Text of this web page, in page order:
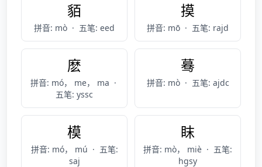
貊
拼音: mò · 五笔: eed
摸
拼音: mō · 五笔: rajd
麽
拼音: mó， me， ma ·
五笔: yssc
蓦
拼音: mò · 五笔: ajdc
模
拼音: mó， mú · 五笔:
saj
眜
拼音: mò， miè · 五笔:
hgsy